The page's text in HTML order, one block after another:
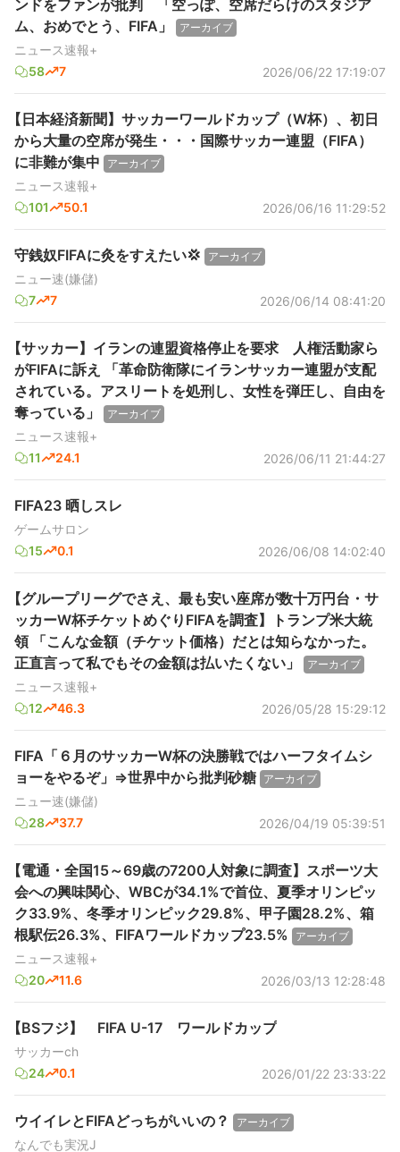
ンドをファンが批判 「空っぽ、空席だらけのスタジア
ム、おめでとう、FIFA」
アーカイブ
ニュース速報+
58
7 2026/06/22 17:19:07
【日本経済新聞】サッカーワールドカップ（W杯）、初日
から大量の空席が発生・・・国際サッカー連盟（FIFA）
に非難が集中
アーカイブ
ニュース速報+
101
50.1 2026/06/16 11:29:52
守銭奴FIFAに灸をすえたい💢 アーカイブ
ニュー速(嫌儲)
7
7 2026/06/14 08:41:20
【サッカー】イランの連盟資格停止を要求 人権活動家ら
がFIFAに訴え 「革命防衛隊にイランサッカー連盟が支配
されている。アスリートを処刑し、女性を弾圧し、自由を
奪っている」
アーカイブ
ニュース速報+
11
24.1 2026/06/11 21:44:27
FIFA23 晒しスレ
ゲームサロン
15
0.1 2026/06/08 14:02:40
【グループリーグでさえ、最も安い座席が数十万円台・サ
ッカーW杯チケットめぐりFIFAを調査】トランプ米大統
領 「こんな金額（チケット価格）だとは知らなかった。
正直言って私でもその金額は払いたくない」
アーカイブ
ニュース速報+
12
46.3 2026/05/28 15:29:12
FIFA「６月のサッカーW杯の決勝戦ではハーフタイムシ
ョーをやるぞ」⇒世界中から批判砂糖 アーカイブ
ニュー速(嫌儲)
28
37.7 2026/04/19 05:39:51
【電通・全国15～69歳の7200人対象に調査】スポーツ大
会への興味関心、WBCが34.1%で首位、夏季オリンピッ
ク33.9%、冬季オリンピック29.8%、甲子園28.2%、箱
根駅伝26.3%、FIFAワールドカップ23.5%
アーカイブ
ニュース速報+
20
11.6 2026/03/13 12:28:48
【BSフジ】 FIFA U-17 ワールドカップ
サッカーch
24
0.1 2026/01/22 23:33:22
ウイイレとFIFAどっちがいいの？ アーカイブ
なんでも実況J